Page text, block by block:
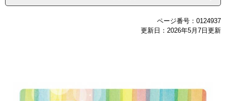
ページ番号：0124937
更新日：2026年5月7日更新